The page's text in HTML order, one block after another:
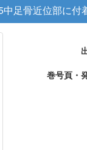
中足骨近位部に付
巻号頁・